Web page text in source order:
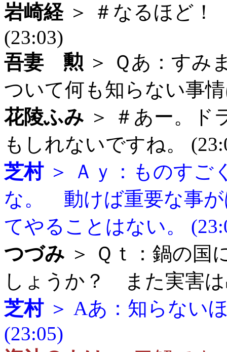
岩崎経＞ ＃なるほど！
(23:03)
吾妻 勲 ＞ Ｑあ：すみ
ついて何も知らない事
花陵ふみ ＞ ＃あー。ド
もしれないですね。
芝村＞ Ａｙ：ものすご
な。 動けば重要な事
てやることはない。
つづみ ＞ Ｑｔ：鍋の国
しょうか？ また実害は
芝村＞ Aあ：知らない
(23:05)